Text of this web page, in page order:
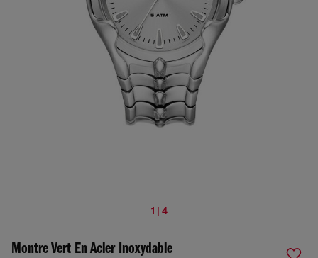
1 | 4
Montre Vert En Acier Inoxydable